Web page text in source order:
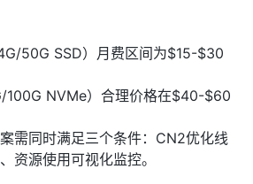
50G SSD）月费区间为$15-$30
100G NVMe）合理价格在$40-$60
需同时满足三个条件：CN2优化线
资源使用可视化监控。